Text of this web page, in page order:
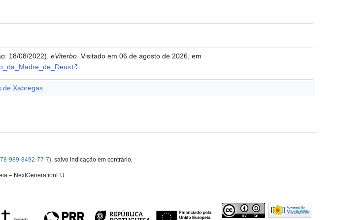
18/08/2022).eViterbo . Visitado em 06 de agosto de 2026, em
de Xabregas
989-8492-77-7), salvo indicação em contrário.
– NextGenerationEU.